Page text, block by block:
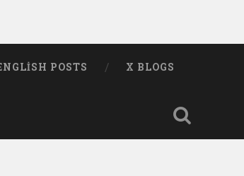
POSTS X BLOGS